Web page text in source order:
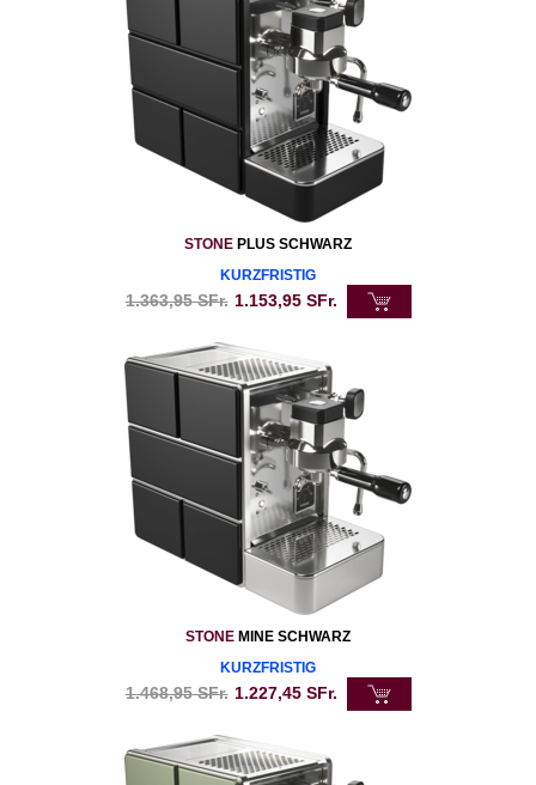
STONE PLUS SCHWARZ
KURZFRISTIG
1.363,95SFr. 1.153,95SFr.
STONE MINE SCHWARZ
KURZFRISTIG
1.468,95SFr. 1.227,45SFr.